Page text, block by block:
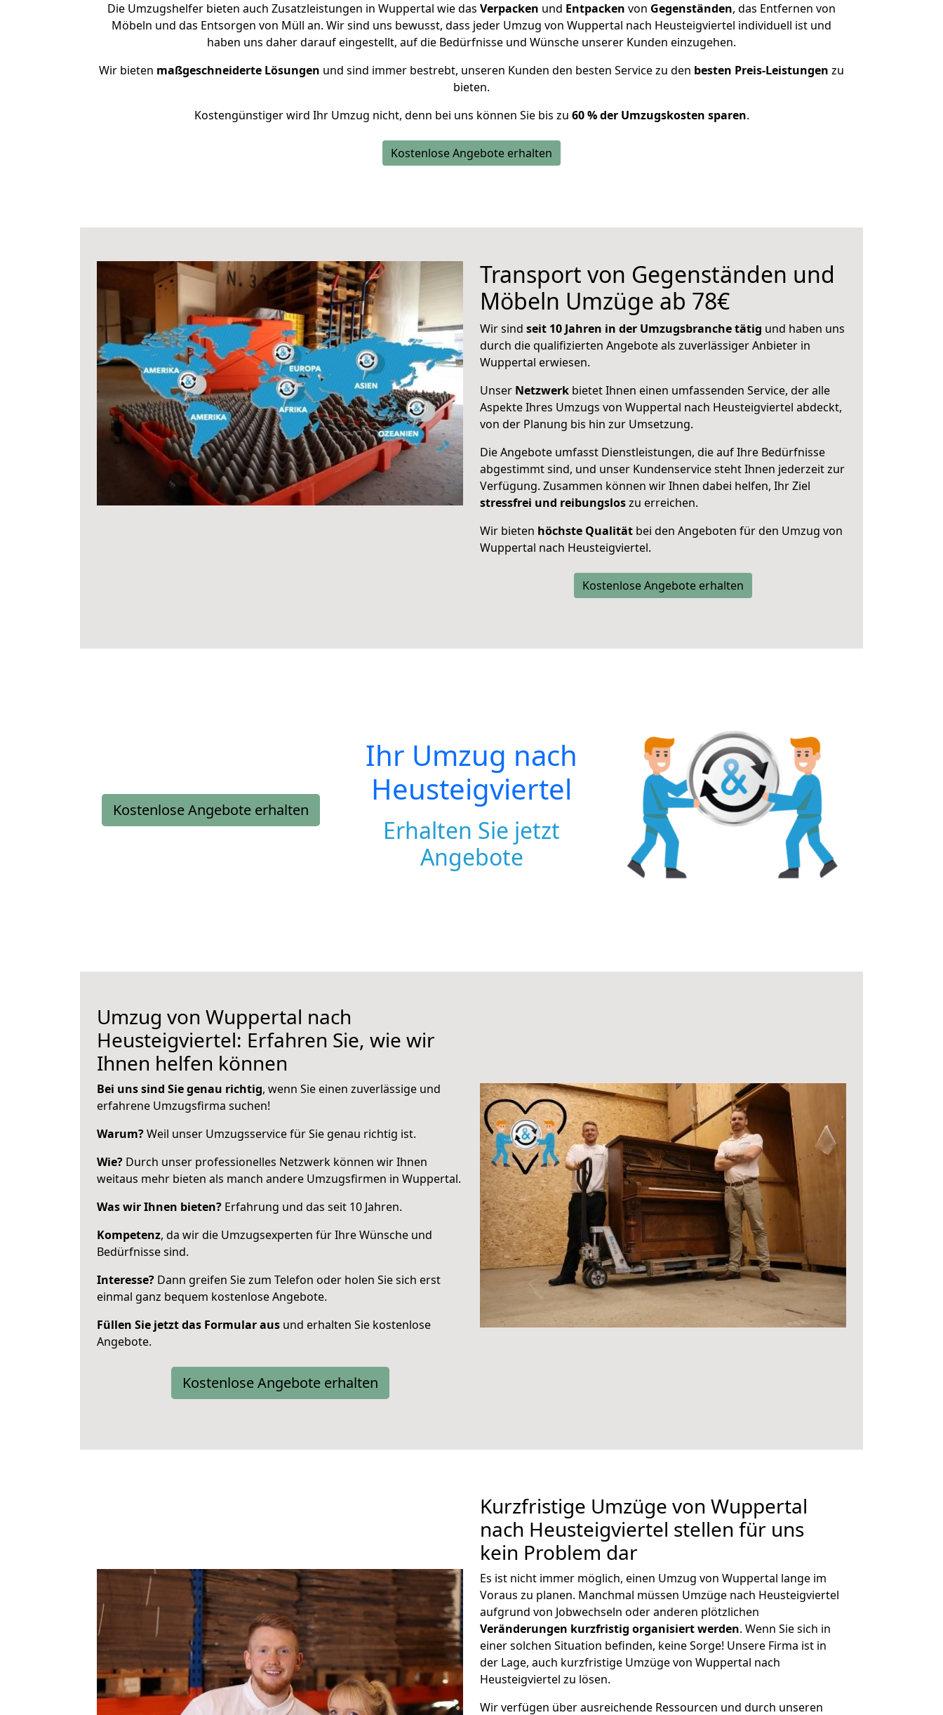
Die Umzugshelfer bieten auch Zusatzleistungen in Wuppertal wie das Verpacken und Entpacken von Gegenständen, das Entfernen von
Möbeln und das Entsorgen von Müll an. Wir sind uns bewusst, dass jeder Umzug von Wuppertal nach Heusteigviertel individuell ist und
haben uns daher darauf eingestellt, auf die Bedürfnisse und Wünsche unserer Kunden einzugehen.
Wir bieten maßgeschneiderte Lösungen und sind immer bestrebt, unseren Kunden den besten Service zu den besten Preis-Leistungen zu
bieten.
Kostengünstiger wird Ihr Umzug nicht, denn bei uns können Sie bis zu 60 % der Umzugskosten sparen.
Kostenlose Angebote erhalten
Transport von Gegenständen und
Möbeln Umzüge ab 78€
Wir sind seit 10 Jahren in der Umzugsbranche tätig und haben uns
durch die qualifizierten Angebote als zuverlässiger Anbieter in
Wuppertal erwiesen.
Unser Netzwerk bietet Ihnen einen umfassenden Service, der alle
Aspekte Ihres Umzugs von Wuppertal nach Heusteigviertel abdeckt,
von der Planung bis hin zur Umsetzung.
Die Angebote umfasst Dienstleistungen, die auf Ihre Bedürfnisse
abgestimmt sind, und unser Kundenservice steht Ihnen jederzeit zur
Verfügung. Zusammen können wir Ihnen dabei helfen, Ihr Ziel
stressfrei und reibungsloszu erreichen.
Wir bieten höchste Qualität bei den Angeboten für den Umzug von
Wuppertal nach Heusteigviertel.
Kostenlose Angebote erhalten
Kostenlose Angebote erhalten
Ihr Umzug nach
Heusteigviertel
Erhalten Sie jetzt
Angebote
Umzug von Wuppertal nach
Heusteigviertel: Erfahren Sie, wie wir
Ihnen helfen können
Bei uns sind Sie genau richtig, wenn Sie einen zuverlässige und
erfahrene Umzugsfirma suchen!
Warum?Weil unser Umzugsservice für Sie genau richtig ist.
Wie? Durch unser professionelles Netzwerk können wir Ihnen
weitaus mehr bieten als manch andere Umzugsfirmen in Wuppertal.
Was wir Ihnen bieten? Erfahrung und das seit 10 Jahren.
Kompetenz, da wir die Umzugsexperten für Ihre Wünsche und
Bedürfnisse sind.
Interesse? Dann greifen Sie zum Telefon oder holen Sie sich erst
einmal ganz bequem kostenlose Angebote.
Füllen Sie jetzt das Formular aus und erhalten Sie kostenlose
Angebote.
Kostenlose Angebote erhalten
Kurzfristige Umzüge von Wuppertal
nach Heusteigviertel stellen für uns
kein Problem dar
Es ist nicht immer möglich, einen Umzug von Wuppertal lange im
Voraus zu planen. Manchmal müssen Umzüge nach Heusteigviertel
aufgrund von Jobwechseln oder anderen plötzlichen
Veränderungen kurzfristig organisiert werden. Wenn Sie sich in
einer solchen Situation befinden, keine Sorge! Unsere Firma ist in
der Lage, auch kurzfristige Umzüge von Wuppertal nach
Heusteigviertel zu lösen.
Wir verfügen über ausreichende Ressourcen und durch unseren